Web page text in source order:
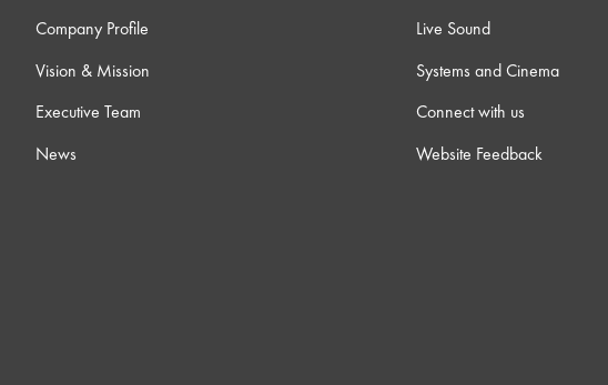
Company Profile
Vision & Mission
Executive Team
News
Live Sound
Systems and Cinema
Connect with us
Website Feedback